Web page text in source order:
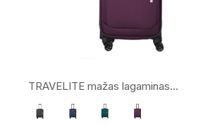
TRAVELITE mažas lagaminas...